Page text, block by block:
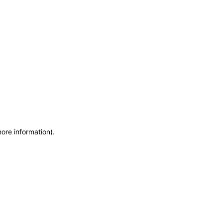
information).